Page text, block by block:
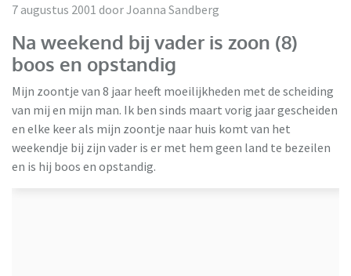
7 augustus 2001 door Joanna Sandberg
Na weekend bij vader is zoon (8)
boos en opstandig
Mijn zoontje van 8 jaar heeft moeilijkheden met de scheiding
van mij en mijn man. Ik ben sinds maart vorig jaar gescheiden
en elke keer als mijn zoontje naar huis komt van het
weekendje bij zijn vader is er met hem geen land te bezeilen
en is hij boos en opstandig.